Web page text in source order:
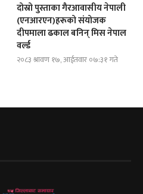
दोस्रो पुस्ताका गैरआवासीय नेपाली
(एनआरएन)हरूको संयोजक
दीपमाला ढकाल बनिन् मिस नेपाल
वर्ल्ड
२०८३ श्रावण १७, आईतवार ०७:३१ गते